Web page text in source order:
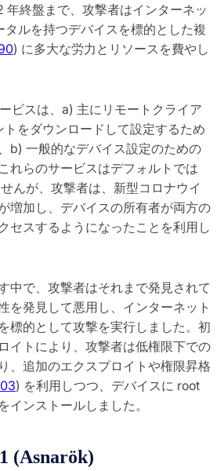
終盤まで、攻撃者はインターネッ
タルを持つデバイスを標的とした複
) に多大な労力とリソースを費やし
ビスは、a) 主にリモートクライア
トをダウンロードして設定するため
b) 一般的なデバイス設定のための
れらのサービスはデフォルトでは
んが、攻撃者は、新型コロナウイ
増加し、デバイスの所有者が両方の
セスするようになったことを利用し
中で、攻撃者はそれまで発見されて
を発見して悪用し、インターネット
標的として攻撃を実行しました。初
イトにより、攻撃者は低権限下での
、追加のエクスプロイトや権限昇格
) を利用しつつ、デバイスに root
インストールしました。
(Asnarök)